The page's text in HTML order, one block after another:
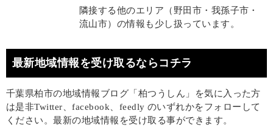
隣接する他のエリア（野田市・我孫子市・
流山市）の情報も少し扱っています。
最新地域情報を受け取るならコチラ
千葉県柏市の地域情報ブログ「柏つうしん」を気に入った方
は是非Twitter、facebook、feedly のいずれかをフォローして
ください。最新の地域情報を受け取る事ができます。